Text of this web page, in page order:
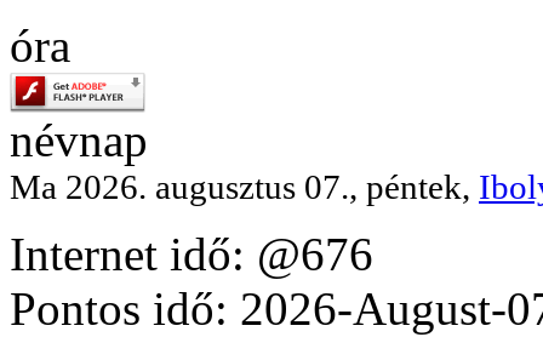
óra
névnap
Ma 2026. augusztus 07., péntek,
Internet idő: @676
Pontos idő: 2026-August-